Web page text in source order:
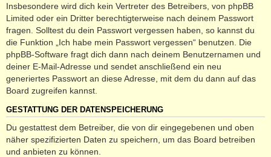
Insbesondere wird dich kein Vertreter des Betreibers, von phpBB
Limited oder ein Dritter berechtigterweise nach deinem Passwort
fragen. Solltest du dein Passwort vergessen haben, so kannst du
die Funktion „Ich habe mein Passwort vergessen“ benutzen. Die
phpBB-Software fragt dich dann nach deinem Benutzernamen und
deiner E-Mail-Adresse und sendet anschließend ein neu
generiertes Passwort an diese Adresse, mit dem du dann auf das
Board zugreifen kannst.
GESTATTUNG DER DATENSPEICHERUNG
Du gestattest dem Betreiber, die von dir eingegebenen und oben
näher spezifizierten Daten zu speichern, um das Board betreiben
und anbieten zu können.